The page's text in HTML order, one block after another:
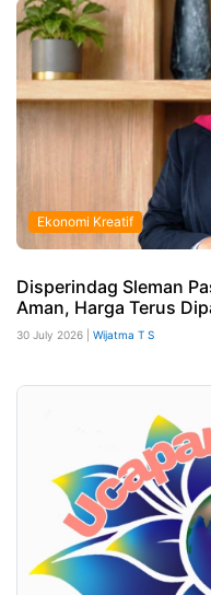
Ekonomi Kreatif
Disperindag Sleman
Aman, Harga Terus
30 July 2026 | Wijatma T S